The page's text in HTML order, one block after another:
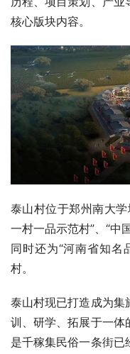
核心版块内容。
泰山村位于郑州南大
一村一品示范村”、“中
同时还为“河南省知名
村。
泰山村现已打造成为集
训、研学、拓展于一体
是千稼集民俗一条街